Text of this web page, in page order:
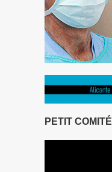
PETIT COMITÉ